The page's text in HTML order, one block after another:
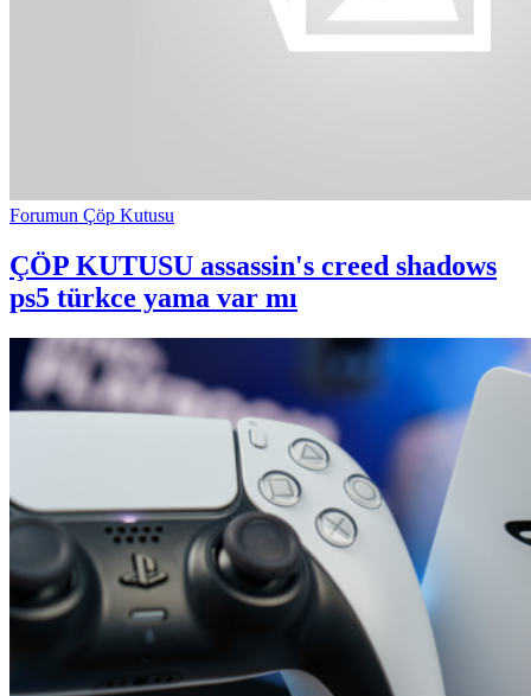
Forumun Çöp Kutusu
ÇÖP KUTUSU assassin's creed shadows
ps5 türkce yama var mı